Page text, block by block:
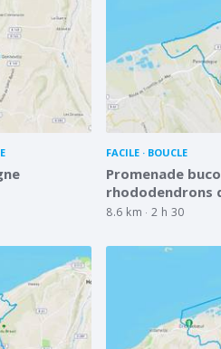
FACILE BOUCLE
Promenade
rhododendrons
8.6 km 2 h 30